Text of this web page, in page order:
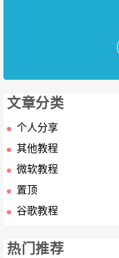
文章分类
个人分享
其他教程
微软教程
置顶
谷歌教程
热门推荐